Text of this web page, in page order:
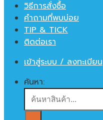
วิธีการสั่งซื้อ
คำถามที่พบบ่อย
TIP & TICK
ติดต่อเรา
เข้าสู่ระบบ / ลงทะเบียน
ค้นหา: